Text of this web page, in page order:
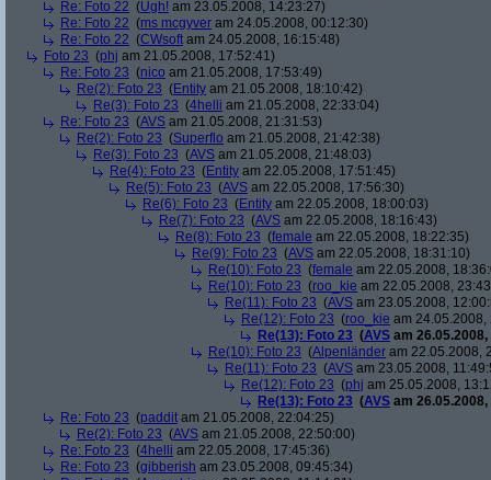
Re: Foto 22 (Ugh! am 23.05.2008, 14:23:27)
Re: Foto 22 (ms mcgyver am 24.05.2008, 00:12:30)
Re: Foto 22 (CWsoft am 24.05.2008, 16:15:48)
Foto 23 (phj am 21.05.2008, 17:52:41)
Re: Foto 23 (nico am 21.05.2008, 17:53:49)
Re(2): Foto 23 (Entity am 21.05.2008, 18:10:42)
Re(3): Foto 23 (4helli am 21.05.2008, 22:33:04)
Re: Foto 23 (AVS am 21.05.2008, 21:31:53)
Re(2): Foto 23 (Superflo am 21.05.2008, 21:42:38)
Re(3): Foto 23 (AVS am 21.05.2008, 21:48:03)
Re(4): Foto 23 (Entity am 22.05.2008, 17:51:45)
Re(5): Foto 23 (AVS am 22.05.2008, 17:56:30)
Re(6): Foto 23 (Entity am 22.05.2008, 18:00:03)
Re(7): Foto 23 (AVS am 22.05.2008, 18:16:43)
Re(8): Foto 23 (female am 22.05.2008, 18:22:35)
Re(9): Foto 23 (AVS am 22.05.2008, 18:31:10)
Re(10): Foto 23 (female am 22.05.2008,
Re(10): Foto 23 (roo_kie am 22.05.2008,
Re(11): Foto 23 (AVS am 23.05.2008,
Re(12): Foto 23 (roo_kie am 24.05.2008,
Re(13): Foto 23 (AVS am
Re(10): Foto 23 (Alpenländer am 22.05.2008,
Re(11): Foto 23 (AVS am 23.05.2008,
Re(12): Foto 23 (phj am 25.05.2008,
Re(13): Foto 23 (AVS am
Re: Foto 23 (paddit am 21.05.2008, 22:04:25)
Re(2): Foto 23 (AVS am 21.05.2008, 22:50:00)
Re: Foto 23 (4helli am 22.05.2008, 17:45:36)
Re: Foto 23 (gibberish am 23.05.2008, 09:45:34)